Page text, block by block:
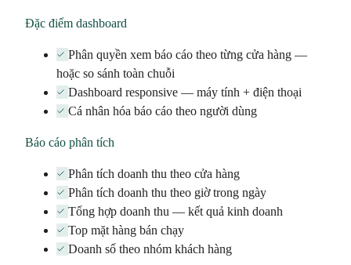
Đặc điểm dashboard
Phân quyền xem báo cáo theo từng cửa hàng —
hoặc so sánh toàn chuỗi
Dashboard responsive — máy tính + điện thoại
Cá nhân hóa báo cáo theo người dùng
Báo cáo phân tích
Phân tích doanh thu theo cửa hàng
Phân tích doanh thu theo giờ trong ngày
Tổng hợp doanh thu — kết quả kinh doanh
Top mặt hàng bán chạy
Doanh số theo nhóm khách hàng